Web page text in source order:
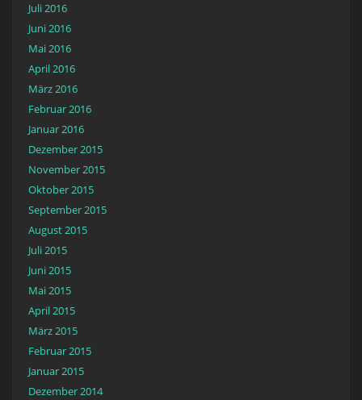
Juli 2016
Juni 2016
Mai 2016
April 2016
März 2016
Februar 2016
Januar 2016
Dezember 2015
November 2015
Oktober 2015
September 2015
August 2015
Juli 2015
Juni 2015
Mai 2015
April 2015
März 2015
Februar 2015
Januar 2015
Dezember 2014